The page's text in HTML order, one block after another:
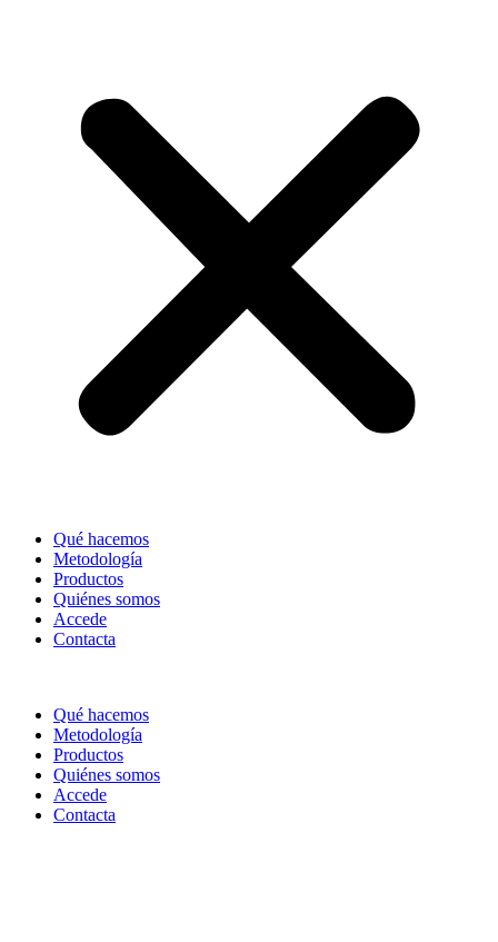
Qué hacemos
Metodología
Productos
Quiénes somos
Accede
Contacta
Qué hacemos
Metodología
Productos
Quiénes somos
Accede
Contacta